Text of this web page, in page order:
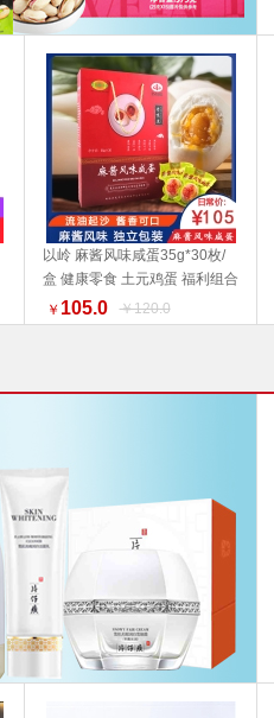
以岭 麻酱风味咸蛋35g*30枚/
盒 健康零食 土元鸡蛋 福利组合
好物推荐 推荐
￥ 105.0 ￥120.0